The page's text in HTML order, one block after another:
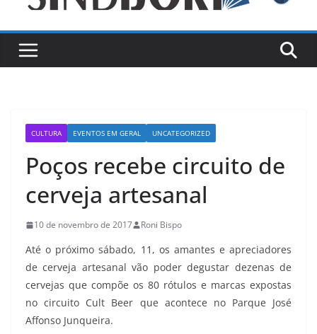
CULTURA EVENTOS EM GERAL UNCATEGORIZED
Poços recebe circuito de
cerveja artesanal
10 de novembro de 2017 Roni Bispo
Até o próximo sábado, 11, os amantes e apreciadores
de cerveja artesanal vão poder degustar dezenas de
cervejas que compõe os 80 rótulos e marcas expostas
no circuito Cult Beer que acontece no Parque José
Affonso Junqueira.